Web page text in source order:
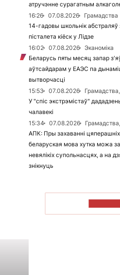
атручэнне сурагатным
16:26
07.08.2026
Грамадства
14-гадовы школьнік
пісталета кіёск у Лідзе
16:02
07.08.2026
Эканоміка
Беларусь пяты месяц запар
аўтсайдарам у ЕАЭС па
вытворчасці
15:53
07.08.2026
У "спіс экстрэмістаў"
чалавекі
15:34
07.08.2026
АПК: Пры захаванні
беларуская мова хутка можа
невялікіх супольнасцях, а на
знікнуць